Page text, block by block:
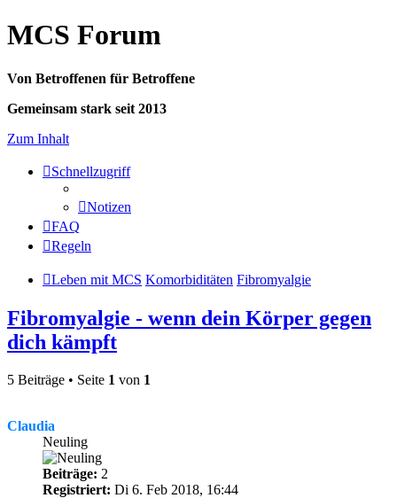
MCS Forum
Von Betroffenen für Betroffene
Gemeinsam stark seit 2013
Zum Inhalt
Schnellzugriff
Notizen
FAQ
Regeln
Leben mit MCS Komorbiditäten Fibromyalgie
Fibromyalgie - wenn dein Körper gegen
dich kämpft
5 Beiträge • Seite 1 von 1
Claudia
Neuling
Beiträge: 2
Registriert: Di 6. Feb 2018, 16:44